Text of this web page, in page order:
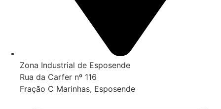
Zona Industrial de Esposende
Rua da Carfer nº 116
Fração C Marinhas, Esposende